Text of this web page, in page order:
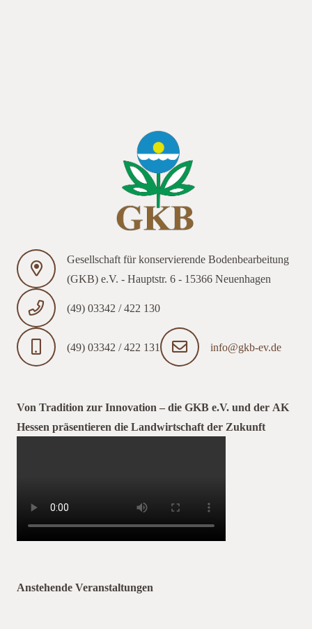
Gesellschaft für konservierende Bodenbearbeitung
(GKB) e.V. - Hauptstr. 6 - 15366 Neuenhagen
(49) 03342 / 422 130
(49) 03342 / 422 131 info@gkb-ev.de
Von Tradition zur Innovation – die GKB e.V. und der AK
Hessen präsentieren die Landwirtschaft der Zukunft
Anstehende Veranstaltungen